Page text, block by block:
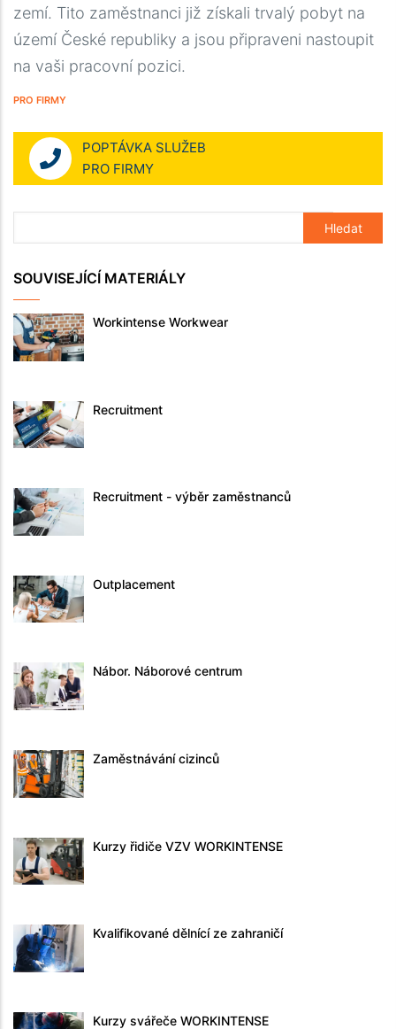
zemí. Tito zaměstnanci již získali trvalý pobyt na
území České republiky a jsou připraveni nastoupit
na vaši pracovní pozici.
PRO FIRMY
POPTÁVKA SLUŽEB
PRO FIRMY
SOUVISEJÍCÍ MATERIÁLY
Workintense Workwear
Recruitment
Recruitment - výběr zaměstnanců
Outplacement
Nábor. Náborové centrum
Zaměstnávání cizinců
Kurzy řidiče VZV WORKINTENSE
Kvalifikované dělnící ze zahraničí
Kurzy svářeče WORKINTENSE